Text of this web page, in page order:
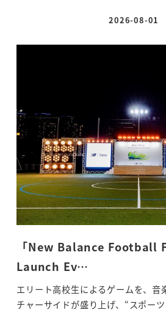
投稿日
2026-08-01
「New Balance Football
Launch Ev…
エリート高校生によるゲームを、音
チャーサイドが盛り上げ、“スポー